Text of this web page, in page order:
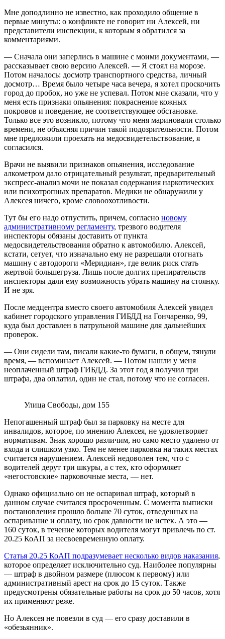
Мне доподлинно не известно, как проходило общение в
первые минуты: о конфликте не говорит ни Алексей, ни
представители инспекции, к которым я обратился за
комментариями.
— Сначала они заперлись в машине с моими документами, —
рассказывает свою версию Алексей. — Я стоял на морозе.
Потом началось: досмотр транспортного средства, личный
досмотр… Время было четыре часа вечера, я хотел проскочить
город до пробок, но уже не успевал. Потом мне сказали, что у
меня есть признаки опьянения: покраснение кожных
покровов и поведение, не соответствующее обстановке.
Только все это возникло, потому что меня мариновали столько
времени, не объясняя причин такой подозрительности. Потом
мне предложили проехать на медосвидетельствование, я
согласился.
Врачи не выявили признаков опьянения, исследование
алкометром дало отрицательный результат, предварительный
экспресс-анализ мочи не показал содержания наркотических
или психотропных препаратов. Медики не обнаружили у
Алексея ничего, кроме словоохотливости.
Тут бы его надо отпустить, причем, согласно новому
административному регламенту, трезвого водителя
инспекторы обязаны доставить от пункта
медосвидетельствования обратно к автомобилю. Алексей,
кстати, сетует, что изначально ему не разрешали отогнать
машину с автодороги «Меридиан», где велик риск стать
жертвой большегруза. Лишь после долгих препирательств
инспекторы дали ему возможность убрать машину на стоянку.
И не зря.
После медцентра вместо своего автомобиля Алексей увидел
кабинет городского управления ГИБДД на Гончаренко, 99,
куда был доставлен в патрульной машине для дальнейших
проверок.
— Они сидели там, писали какие-то бумаги, в общем, тянули
время, — вспоминает Алексей. — Потом нашли у меня
неоплаченный штраф ГИБДД. За этот год я получил три
штрафа, два оплатил, один не стал, потому что не согласен.
Улица Свободы, дом 155
Непогашенный штраф был за парковку на месте для
инвалидов, которое, по мнению Алексея, не удовлетворяет
нормативам. Знак хорошо различим, но само место удалено от
входа и слишком узко. Тем не менее парковка на таких местах
считается нарушением. Алексей недоволен тем, что с
водителей дерут три шкуры, а с тех, кто оформляет
«негостовские» парковочные места, — нет.
Однако официально он не оспаривал штраф, который в
данном случае считался просроченным. С момента выписки
постановления прошло больше 70 суток, отведенных на
оспаривание и оплату, но срок давности не истек. А это —
160 суток, в течение которых водителя могут привлечь по ст.
20.25 КоАП за несвоевременную оплату.
Статья 20.25 КоАП подразумевает несколько видов наказания,
которое определяет исключительно суд. Наиболее популярны
— штраф в двойном размере (плюсом к первому) или
административный арест на срок до 15 суток. Также
предусмотрены обязательные работы на срок до 50 часов, хотя
их применяют реже.
Но Алексея не повезли в суд — его сразу доставили в
«обезьянник».